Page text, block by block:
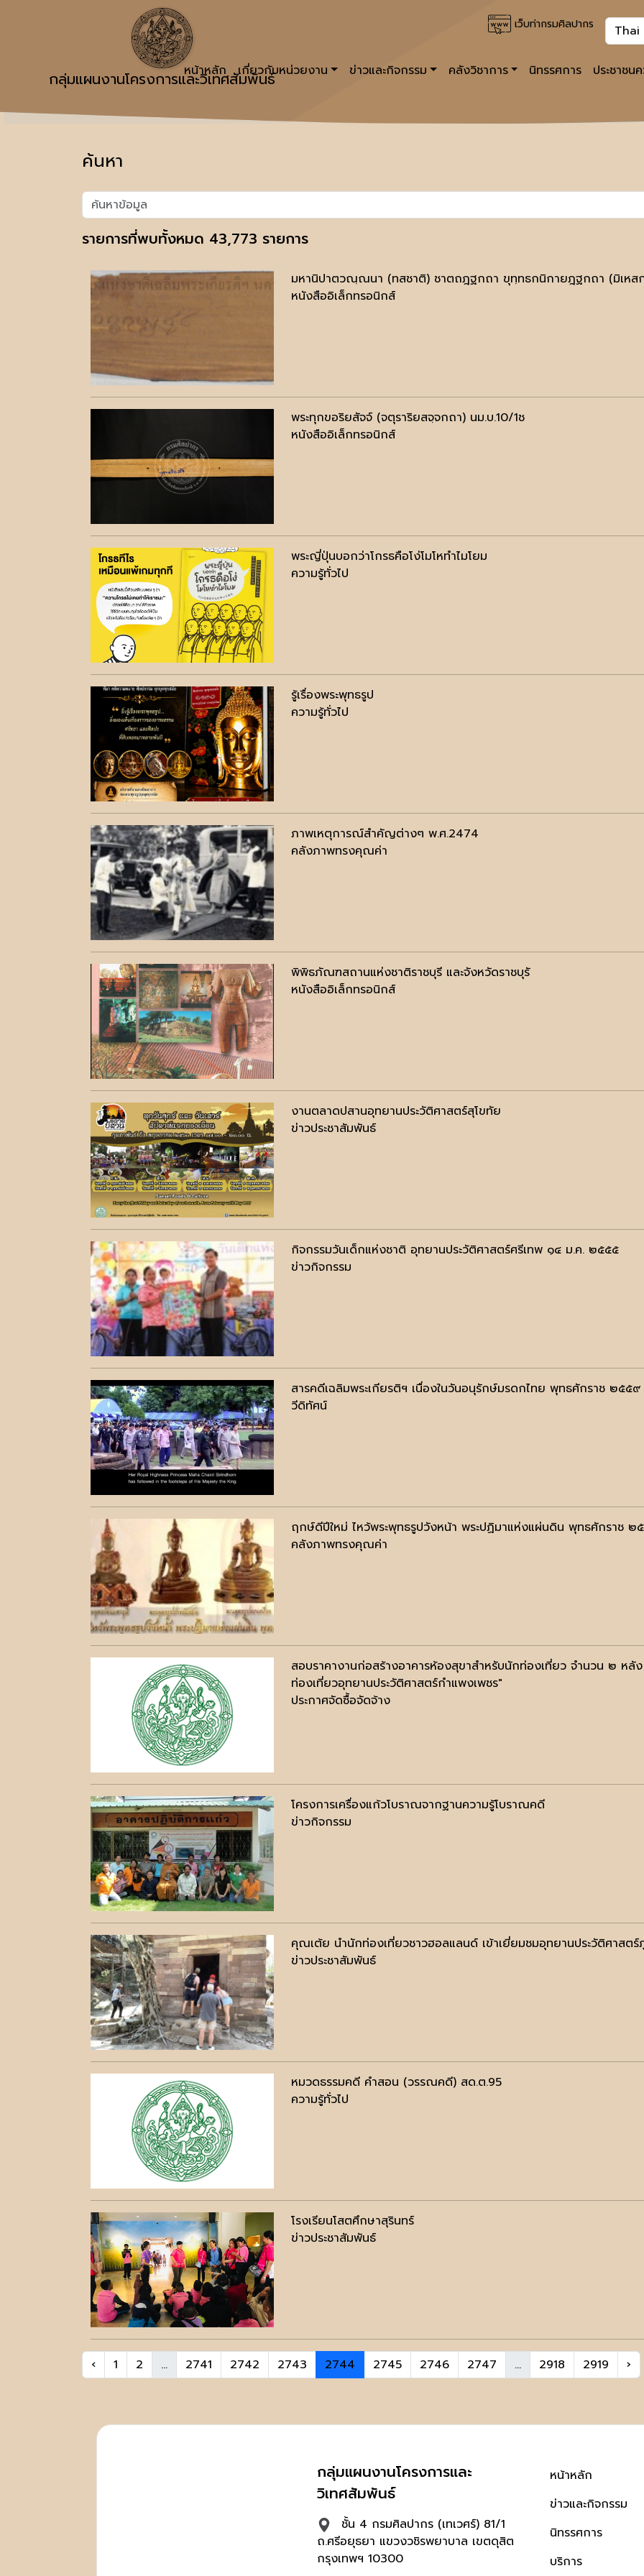
เว็บท่ากรมศิลปากร
กลุ่มแผนงานโครงการและวิเทศสัมพันธ์
หน้าหลัก เกี่ยวกับหน่วยงาน ข่าวและกิจกรรม คลังวิชาการ นิทรรศการ ประชาชน
ค้นหา
รายการที่พบทั้งหมด 43,773 รายการ
มหานิปาตวณฺณนา (ทสชาติ) ชาตถฎฐกถา ขุทฺทธกนิกายฎฐกถา (มิเห
หนังสืออิเล็กทรอนิกส์
พระทุกขอริยสัจจ์ (จตุราริยสจฺจกถา) นม.บ.10/1ช
หนังสืออิเล็กทรอนิกส์
พระญี่ปุ่นบอกว่าโกรธคือโง่โมโหทำไมโยม
ความรู้ทั่วไป
รู้เรื่องพระพุทธรูป
ความรู้ทั่วไป
ภาพเหตุการณ์สำคัญต่างๆ พ.ศ.2474
คลังภาพทรงคุณค่า
พิพิธภัณฑสถานแห่งชาติราชบุรี และจังหวัดราชบุรั
หนังสืออิเล็กทรอนิกส์
งานตลาดปสานอุทยานประวัติศาสตร์สุโขทัย
ข่าวประชาสัมพันธ์
กิจกรรมวันเด็กแห่งชาติ อุทยานประวัติศาสตร์ศรีเทพ ๑๔ ม.ค. ๒๕๕๕
ข่าวกิจกรรม
สารคดีเฉลิมพระเกียรติฯ เนื่องในวันอนุรักษ์มรดกไทย พุทธศักราช ๒๕๕๙
วีดิทัศน์
ฤกษ์ดีปีใหม่ ไหว้พระพุทธรูปวังหน้า พระปฏิมาแห่งแผ่นดิน พุทธศักราช ๒
คลังภาพทรงคุณค่า
สอบราคางานก่อสร้างอาคารห้องสุขาสำหรับนักท่องเที่ยว จำนวน ๒ ห
ท่องเที่ยวอุทยานประวัติศาสตร์กำแพงเพชร"
ประกาศจัดซื้อจัดจ้าง
โครงการเครื่องแก้วโบราณจากฐานความรู้โบราณคดี
ข่าวกิจกรรม
คุณเต้ย นำนักท่องเที่ยวชาวฮอลแลนด์ เข้าเยี่ยมชมอุทยานประวัติศาสตร์
ข่าวประชาสัมพันธ์
หมวดธรรมคดี คำสอน (วรรณคดี) สด.ต.95
ความรู้ทั่วไป
โรงเรียนโสตศึกษาสุรินทร์
ข่าวประชาสัมพันธ์
‹ 1 2 ... 2741 2742 2743 2744 2745 2746 2747 ... 2918 2919 ›
กลุ่มแผนงานโครงการและ
วิเทศสัมพันธ์
ชั้น 4 กรมศิลปากร (เทเวศร์) 81/1
ถ.ศรีอยุธยา แขวงวชิรพยาบาล เขตดุสิต
กรุงเทพฯ 10300
หน้าหลัก
ข่าวและกิจกรรม
นิทรรศการ
บริการ